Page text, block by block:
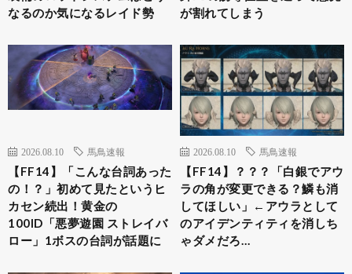
なるのか気になるレイド勢
が割れてしまう
2026.08.10 馬鳥速報
【FF14】「こんな台詞あった
の！？」初めて見たというヒ
カセン続出！黄金の
100ID「悪夢遊園 ストレイバ
ロー」1ボスの台詞が話題に
2026.08.10 馬鳥速報
【FF14】？？？「白銀でアウ
ラの角が変更できる？鱗も消
してほしい」←アウラとして
のアイデンティティを消しち
ゃダメだろ…